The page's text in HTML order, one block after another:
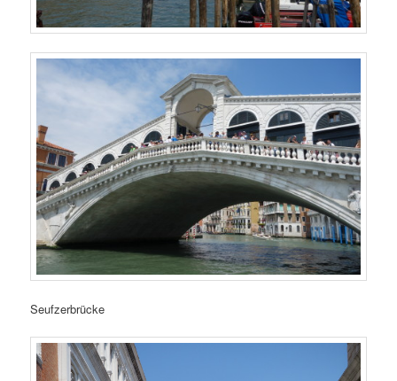
Seufzerbrücke